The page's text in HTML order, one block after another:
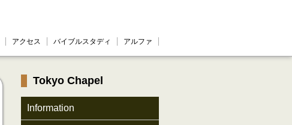
アクセス バイブルスタディ アルファ
Tokyo Chapel
Information